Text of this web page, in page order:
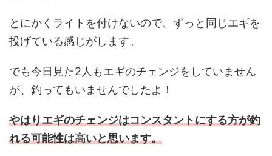
とにかくライトを付けないので、ずっと同じエギを
投げている感じがします。
でも今日見た2人もエギのチェンジをしていません
が、釣ってもいませんでしたよ！
やはりエギのチェンジはコンスタントにする方が釣
れる可能性は高いと思います。